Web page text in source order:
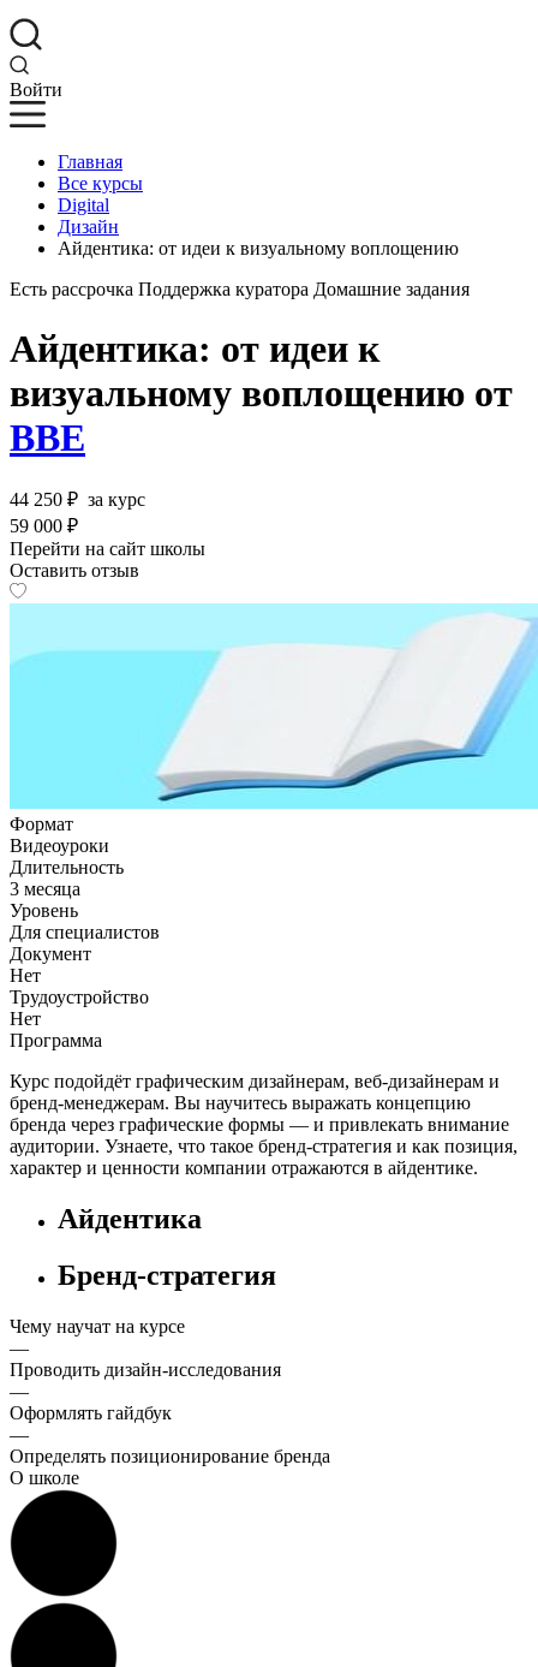
Войти
Главная
Все курсы
Digital
Дизайн
Айдентика: от идеи к визуальному воплощению
Есть рассрочка Поддержка куратора Домашние задания
Айдентика: от идеи к
визуальному воплощению от
BBE
44 250 ₽ за курс
59 000 ₽
Перейти на сайт школы
Оставить отзыв
Формат
Видеоуроки
Длительность
3 месяца
Уровень
Для специалистов
Документ
Нет
Трудоустройство
Нет
Программа
Курс подойдёт графическим дизайнерам, веб-дизайнерам и
бренд-менеджерам. Вы научитесь выражать концепцию
бренда через графические формы — и привлекать внимание
аудитории. Узнаете, что такое бренд-стратегия и как позиция,
характер и ценности компании отражаются в айдентике.
Айдентика
Бренд-стратегия
Чему научат на курсе
—
Проводить дизайн-исследования
—
Оформлять гайдбук
—
Определять позиционирование бренда
О школе